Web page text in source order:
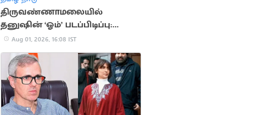
திருவண்ணாமலையில்
தனுஷின் ‘ஓம்’ படப்பிடிப்பு:
திரண்ட ரசிகர்கள்
Aug 01, 2026, 16:08 IST